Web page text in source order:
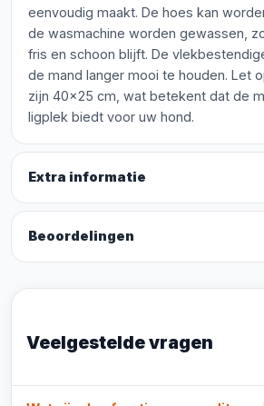
eenvoudig maakt. De hoes kan
de wasmachine worden gewassen,
fris en schoon blijft. De
de mand langer mooi te houden. Let
zijn 40x25 cm, wat betekent dat de
ligplek biedt voor uw hond.
Extra informatie
Beoordelingen
Veelgestelde vragen